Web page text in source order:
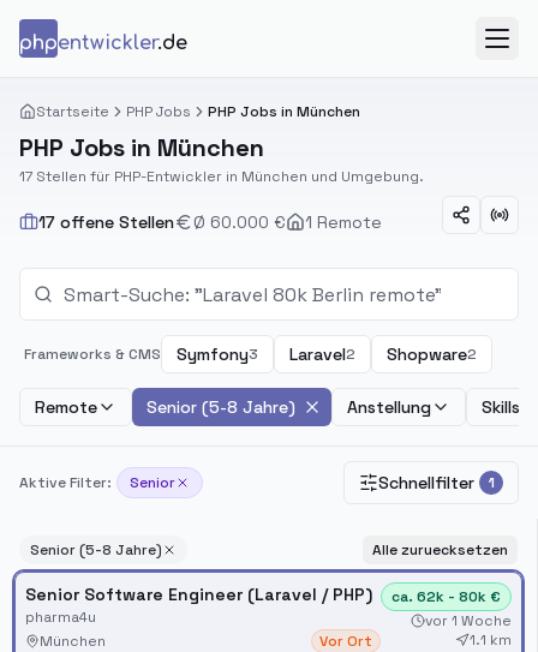
phpentwickler.de
Startseite PHP Jobs PHP Jobs in München
PHP Jobs in München
17 Stellen für PHP-Entwickler in München und Umgebung.
17 offene Stellen Ø 60.000 € 1 Remote
Frameworks & CMS Symfony3 Laravel2 Shopware2
Remote Senior (5-8 Jahre) Anstellung Skills
Aktive Filter: Senior Schnellfilter 1
Senior (5-8 Jahre) Alle zuruecksetzen
Senior Software Engineer (Laravel / PHP)
pharma4u
München
Vor Ort
ca. 62k - 80k €
vor 1 Woche
1.1 km